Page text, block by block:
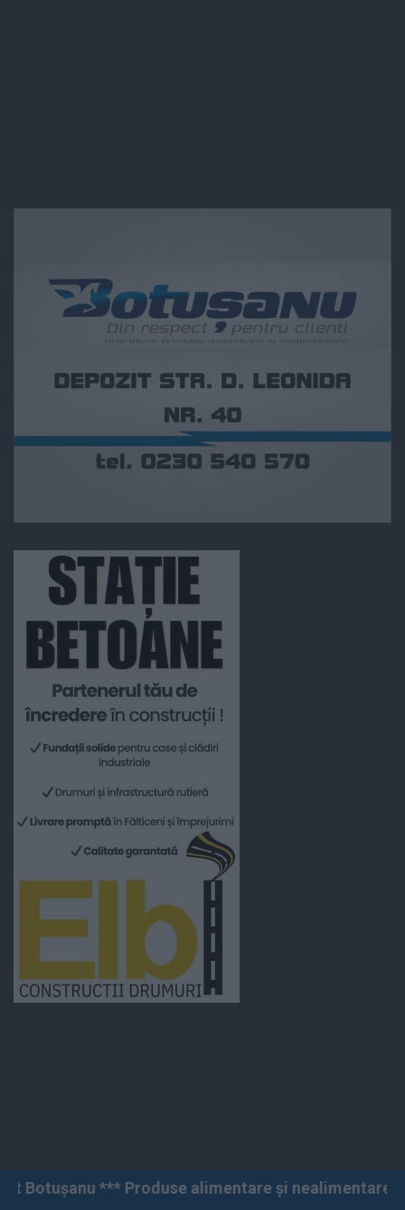
Produse alimentare și nealimentare *** Vânzări